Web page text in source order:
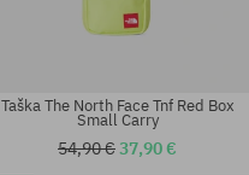
Taška The North Face Tnf Red Box
Small Carry
54,90 €37,90 €